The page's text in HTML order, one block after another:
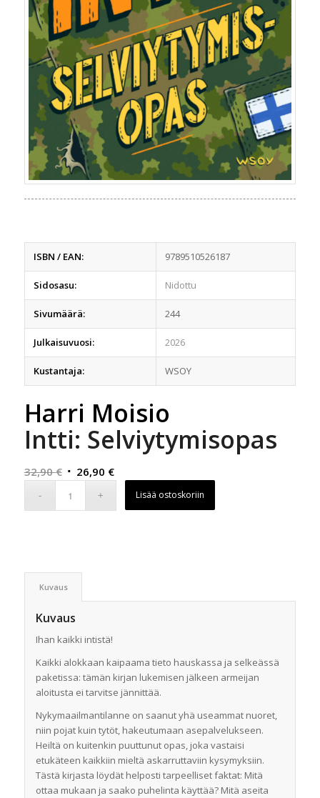
ISBN / EAN: 9789510526187
Sidosasu: Nidottu
Sivumäärä: 244
Julkaisuvuosi: 2026
Kustantaja: WSOY
Harri Moisio
Intti: Selviytymisopas
32,90€ Alkuperäinen
26,90 €Nykyinen
Lisää ostoskoriin
Kuvaus
Kuvaus
Ihan kaikki intistä!
Kaikki alokkaan kaipaama tieto hauskassa ja selkeässä
paketissa: tämän kirjan lukemisen jälkeen armeijan
aloitusta ei tarvitse jännittää.
Nykymaailmantilanne on saanut yhä useammat nuoret,
niin pojat kuin tytöt, hakeutumaan asepalvelukseen.
Heiltä on kuitenkin puuttunut opas, joka vastaisi
etukäteen kaikkiin mieltä askarruttaviin kysymyksiin.
Tästä kirjasta löydät helposti tarpeelliset faktat: Mitä
ottaa mukaan ja saako puhelinta käyttää? Mitä aseita